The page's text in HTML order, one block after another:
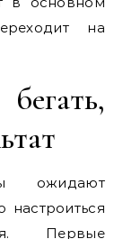
на
ожидают
настроиться
Первые